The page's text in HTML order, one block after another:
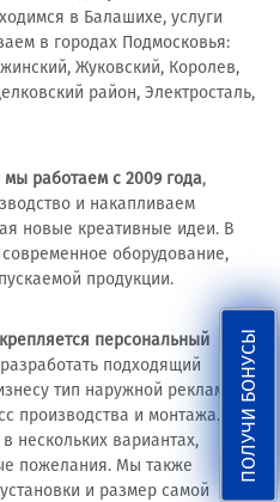
в Балашихе, услуги
в городах Подмосковья:
Жуковский, Королев,
район, Электросталь,
работаем с 2009 года,
и накапливаем
новые креативные идеи. В
оборудование,
продукции.
персональный
подходящий
тип наружной рекламы,
производства и монтажа.
нескольких вариантах,
пожелания. Мы также
и размер самой
ПОЛУЧИ БОНУСЫ